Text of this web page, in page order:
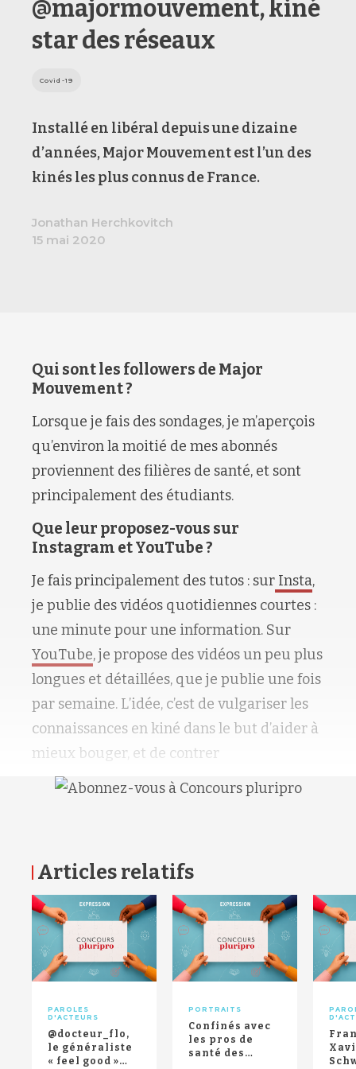
@majormouvement, kiné
star des réseaux
Covid-19
Installé en libéral depuis une dizaine
d’années, Major Mouvement est l’un des
kinés les plus connus de France.
Jonathan Herchkovitch
15 mai 2020
Qui sont les followers de Major
Mouvement ?
Lorsque je fais des sondages, je m’aperçois
qu’environ la moitié de mes abonnés
proviennent des filières de santé, et sont
principalement des étudiants.
Que leur proposez-vous sur
Instagram et YouTube ?
Je fais principalement des tutos : sur Insta,
je publie des vidéos quotidiennes courtes :
une minute pour une information. Sur
YouTube, je propose des vidéos un peu plus
longues et détaillées, que je publie une fois
par semaine. L’idée, c’est de vulgariser les
connaissances en kiné dans le but d’aider à
mieux bouger, et de contrer
Articles relatifs
PAROLES
D'ACTEURS
@docteur_flo,
le généraliste
« feel good »
PORTRAITS
Confinés avec
les pros de
santé des
RETOUR HAUT DE PAGE